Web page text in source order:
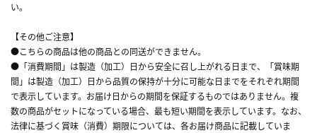
い。
【その他ご注意】
●こちらの商品は他の商品との同送ができません。
●「消費期間」は製造（加工）日から安全に召し上がれる日まで、「賞味期
間」は製造（加工）日から品質の保持が十分に可能な日までをそれぞれ期間
で表示しています。お届け日からの期間を保証するものではありません。複
数の商品がセットになっている場合、最も短い期間を表示しています。なお、
法律に基づく賞味（消費）期限については、各お届け商品に記載していま